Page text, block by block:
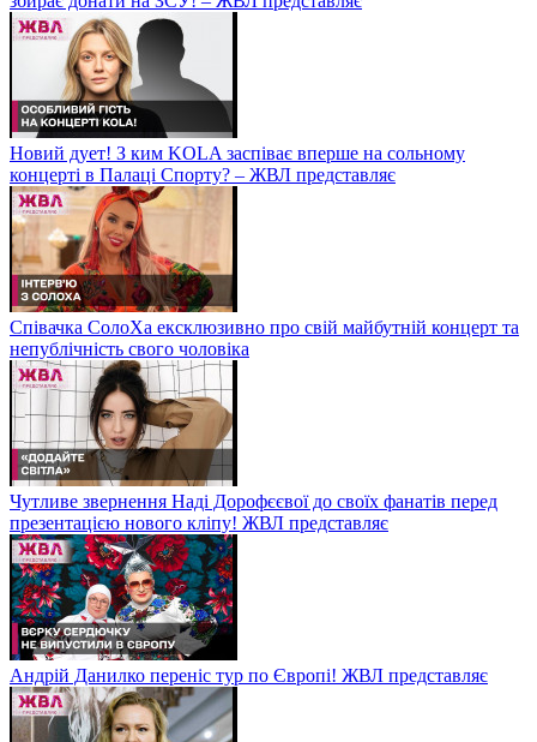
Новий дует! З ким KOLA заспіває вперше на сольному
концерті в Палаці Спорту? – ЖВЛ представляє
Співачка СолоХа ексклюзивно про свій майбутній концерт та
непублічність свого чоловіка
Чутливе звернення Наді Дорофєєвої до своїх фанатів перед
презентацією нового кліпу! ЖВЛ представляє
Андрій Данилко переніс тур по Європі! ЖВЛ представляє